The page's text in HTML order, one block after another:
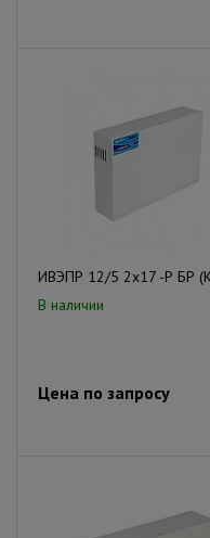
ИВЭПР 12/5 2х17 -Р БР
В наличии
Цена по запросу